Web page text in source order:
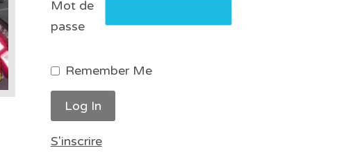
Mot de
passe
Remember Me
S'inscrire